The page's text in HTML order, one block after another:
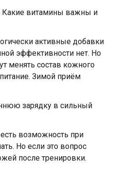
Какие витамины важны и
активные добавки
эффективности нет. Но
менять состав кожного
Зимой приём
зарядку в сильный
возможность при
Но если это вопрос
после тренировки.